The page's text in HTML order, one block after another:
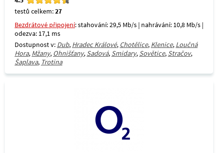
testů celkem:27
Bezdrátové připojení: stahování: 29,5 Mb/s | nahrávání: 10,8 Mb/s |
odezva: 17,1 ms
Dostupnost v: Dub, Hradec Králové, Chotělice, Klenice, Loučná
Hora, Mžany, Ohnišťany, Sadová, Smidary, Sovětice, Stračov,
Šaplava, Trotina